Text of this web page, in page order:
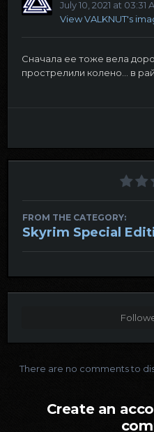
July 10, 2021 at 03:31
View VALKNUT's
Сначала ее тоже вела
прострелили колено... в
FROM THE CATEGORY:
Skyrim Special
There are no comments to
Create an